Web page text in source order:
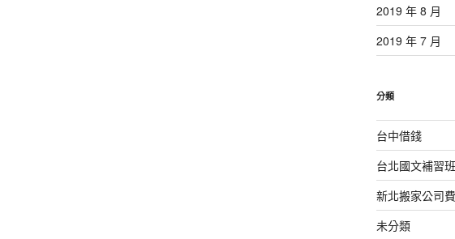
2019 年 8 月
2019 年 7 月
分類
台中借錢
台北國文補習班
新北搬家公司
未分類